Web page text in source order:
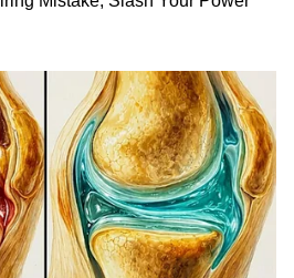
స్టార్ హీరోలను వైఎస్ రాజశేఖర్
సీనియర్ యాక్టర్